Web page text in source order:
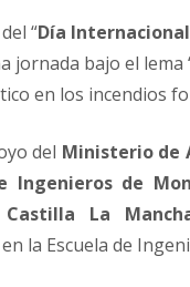
“Día
jornada bajo el lema
en los incendios
del Ministerio de
Ingenieros de
La
la Escuela de